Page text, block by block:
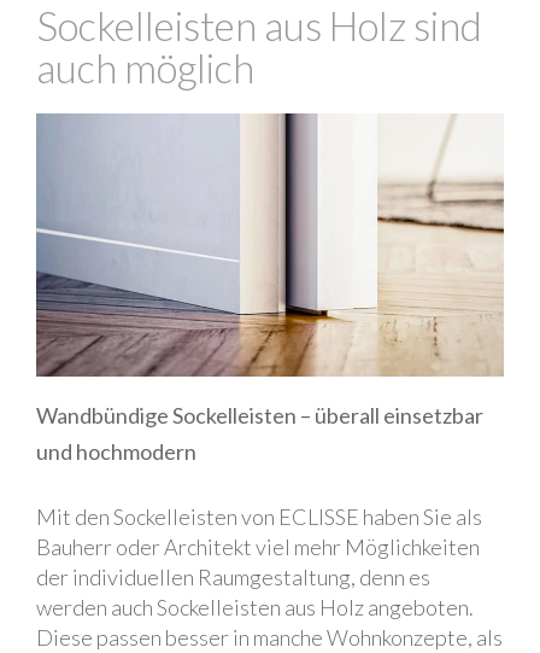
Sockelleisten aus Holz sind
auch möglich
Wandbündige Sockelleisten – überall einsetzbar
und hochmodern
Mit den Sockelleisten von ECLISSE haben Sie als
Bauherr oder Architekt viel mehr Möglichkeiten
der individuellen Raumgestaltung, denn es
werden auch Sockelleisten aus Holz angeboten.
Diese passen besser in manche Wohnkonzepte, als